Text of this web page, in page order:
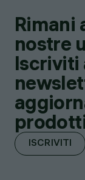
Rimani
nostre
Iscriviti
ISCRIVITI